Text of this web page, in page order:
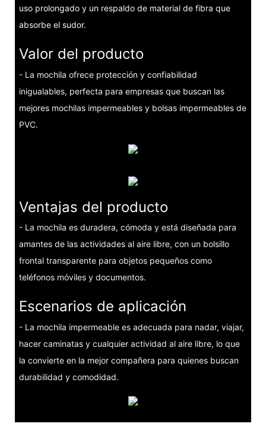
uso prolongado y un respaldo de material de fibra que
absorbe el sudor.
Valor del producto
- La mochila ofrece protección y confiabilidad
inigualables, perfecta para empresas que buscan las
mejores mochilas impermeables y bolsas impermeables de
PVC.
Ventajas del producto
- La mochila es duradera, cómoda y está diseñada para
amantes de las actividades al aire libre, con un bolsillo
frontal transparente para objetos pequeños como
teléfonos móviles y documentos.
Escenarios de aplicación
- La mochila impermeable es adecuada para nadar, viajar,
hacer caminatas y cualquier actividad al aire libre, lo que
la convierte en la mejor compañera para quienes buscan
durabilidad y comodidad.